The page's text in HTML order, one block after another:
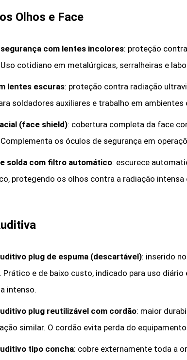
Olhos e Face
com lentes incolores: proteção
cotidiano em metalúrgicas, serralheiras e
lentes escuras: proteção contra radiação
soldadores auxiliares e trabalho em ambientes
(face shield): cobertura completa da face
os óculos de segurança em
solda com filtro automático: escurece
protegendo os olhos contra a radiação intensa
plug de espuma (descartável): inserido
Prático e de baixo custo, indicado para uso
intenso.
plug reutilizável com cordão: maior
similar. O cordão evita perda do
tipo concha: cobre externamente toda a